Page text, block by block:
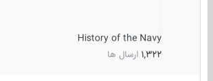
History of the Navy
1,322 ارسال ها